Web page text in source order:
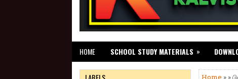
HOME SCHOOL STUDY MATERIALS »
Home » »